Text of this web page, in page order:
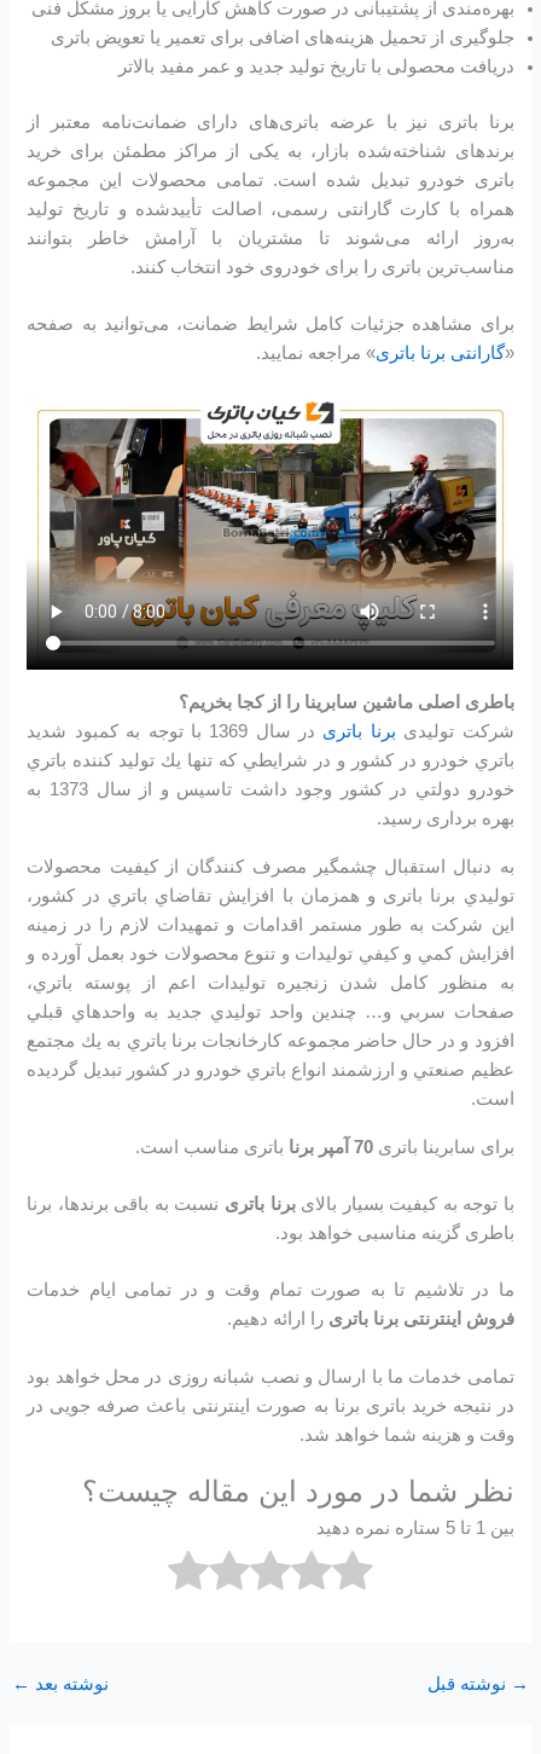
بهره‌مندی از پشتیبانی در صورت کاهش کارایی یا بروز مشکل فنی
جلوگیری از تحمیل هزینه‌های اضافی برای تعمیر یا تعویض باتری
دریافت محصولی با تاریخ تولید جدید و عمر مفید بالاتر
برنا باتری نیز با عرضه باتری‌های دارای ضمانت‌نامه معتبر از
برندهای شناخته‌شده بازار، به یکی از مراکز مطمئن برای خرید
باتری خودرو تبدیل شده است. تمامی محصولات این مجموعه
همراه با کارت گارانتی رسمی، اصالت تأیید‌شده و تاریخ تولید
به‌روز ارائه می‌شوند تا مشتریان با آرامش خاطر بتوانند
مناسب‌ترین باتری را برای خودروی خود انتخاب کنند.
برای مشاهده جزئیات کامل شرایط ضمانت، می‌توانید به صفحه
«گارانتی برنا باتری» مراجعه نمایید.
باطری اصلی ماشین سابرینا را از کجا بخریم؟
شرکت تولیدی برنا باتری
در سال 1369 با توجه به كمبود شديد
باتري خودرو در كشور و در شرايطي كه تنها يك توليد كننده باتري
خودرو دولتي در كشور وجود داشت تاسیس و از سال 1373 به
بهره برداری رسید.
به دنبال استقبال چشمگير مصرف كنندگان از كيفيت محصولات
توليدي برنا باتری و همزمان با افزايش تقاضاي باتري در كشور،
اين شرکت به طور مستمر اقدامات و تمهيدات لازم را در زمينه
افزايش كمي و كيفي توليدات و تنوع محصولات خود بعمل آورده و
به منظور كامل شدن زنجيره توليدات اعم از پوسته باتري،
صفحات سربي و… چندين واحد توليدي جديد به واحدهاي قبلي
افزود و در حال حاضر مجموعه كارخانجات برنا باتري به يك مجتمع
عظيم صنعتي و ارزشمند انواع باتري خودرو در کشور تبديل گرديده
است.
برای سابرینا باتری70 آمپر برنا باتری مناسب است.
با توجه به کیفیت بسیار بالایبرنا باتری نسبت به باقی برندها، برنا
باطری گزینه مناسبی خواهد بود.
ما در تلاشیم تا به صورت تمام وقت و در تمامی ایام خدمات
فروش اینترنتی برنا باتری را ارائه دهیم.
تمامی خدمات ما با ارسال و نصب شبانه روزی در محل خواهد بود
در نتیجه خرید باتری برنا به صورت اینترنتی باعث صرفه جویی در
وقت و هزینه شما خواهد شد.
نظر شما در مورد این مقاله چیست؟
بین 1 تا 5 ستاره نمره دهید
→ نوشته قبل نوشته بعد ←